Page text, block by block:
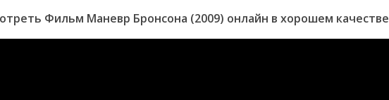
Фильм Маневр Бронсона (2009) онлайн в хорошем качестве